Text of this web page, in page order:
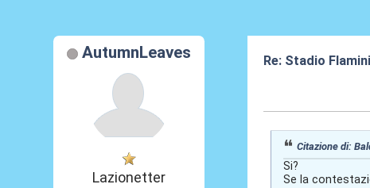
AutumnLeaves
Lazionetter
Re: Stadio
Citazione di:
Si?
Se la